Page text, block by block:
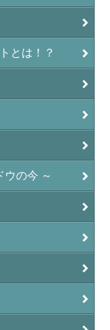
とは！？
ウの今 ～